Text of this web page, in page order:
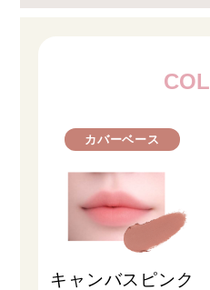
カバーベース
キャンバスピンク